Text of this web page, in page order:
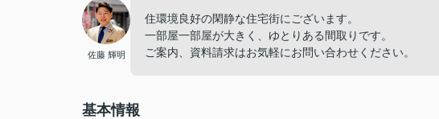
佐藤 輝明
住環境良好の閑静な住宅街にございます。
一部屋一部屋が大きく、ゆとりある間取りです。
ご案内、資料請求はお気軽にお問い合わせください。
基本情報